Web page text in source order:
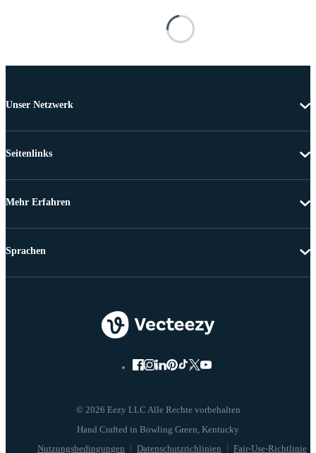
Unser Netzwerk
Seitenlinks
Mehr Erfahren
© 2026 Eezy LLC Alle Rechte vorbehalten
Nutzungsbedingungen Datenschutzrichlinien Fair-Use-Richtlinie
Sprachen